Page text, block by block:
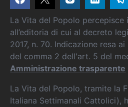
La Vita del Popolo
all’editoria di cui al decreto
2017, n. 70. Indicazione resa
del comma 2 dell'art. 5 del
Amministrazione trasparente
La Vita del Popolo, tramite la
Italiana Settimanali Cattolici),